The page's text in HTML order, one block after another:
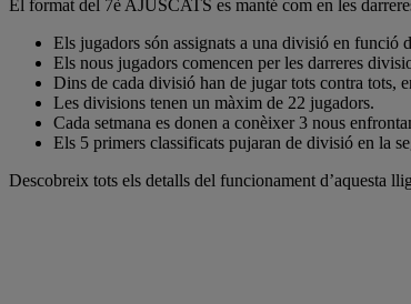
El format del 7è AJUSCATS es manté com en les
Els jugadors són assignats a una divisió en funció
Els nous jugadors comencen per les darreres
Dins de cada divisió han de jugar tots contra tots,
Les divisions tenen un màxim de 22 jugadors.
Cada setmana es donen a conèixer 3 nous
Els 5 primers classificats pujaran de divisió en la
Descobreix tots els detalls del funcionament d’aquesta